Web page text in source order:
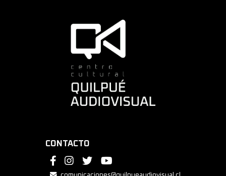
CONTACTO